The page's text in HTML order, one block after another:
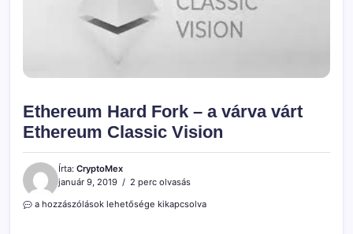
Ethereum Hard Fork – a várva várt
Ethereum Classic Vision
Írta: CryptoMex
január 9, 2019
2 perc olvasás
Ethereum
a hozzászólások lehetősége kikapcsolva